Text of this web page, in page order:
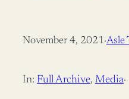
November 4, 2021·Asle
In: Full Archive, Media·